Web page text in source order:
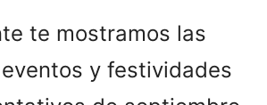
te mostramos las
y festividades